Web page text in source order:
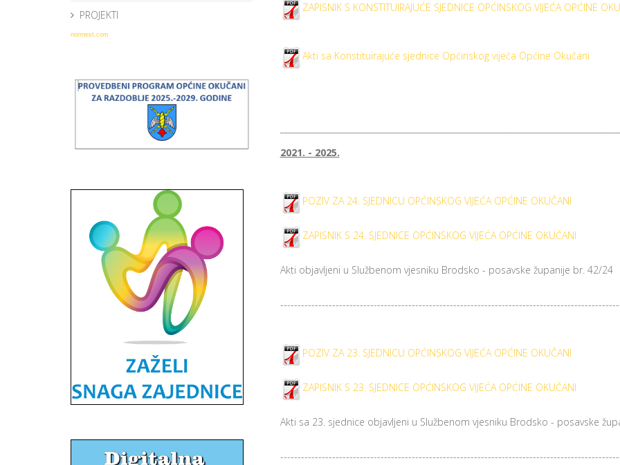
PROJEKTI
norrnext.com
ZAPISNIK S KONSTITUIRAJUĆE SJEDNICE OPĆINSKOG VIJEĆA OPĆINE
Akti sa Konstituirajuće sjednice Općinskog vijeća Općine Okučani
2021. - 2025.
POZIV ZA 24. SJEDNICU OPĆINSKOG VIJEĆA OPĆINE OKUČANI
ZAPISNIK S 24. SJEDNICE OPĆINSKOG VIJEĆA OPĆINE OKUČANI
Akti objavljeni u Službenom vjesniku Brodsko - posavske županije br. 42/24
POZIV ZA 23. SJEDNICU OPĆINSKOG VIJEĆA OPĆINE OKUČANI
ZAPISNIK S 23. SJEDNICE OPĆINSKOG VIJEĆA OPĆINE OKUČANI
Akti sa 23. sjednice objavljeni u Službenom vjesniku Brodsko - posavske